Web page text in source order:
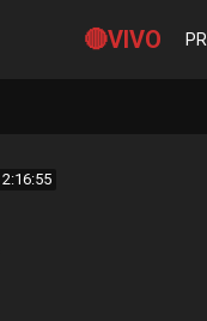
🔴VIVO
2:16:55